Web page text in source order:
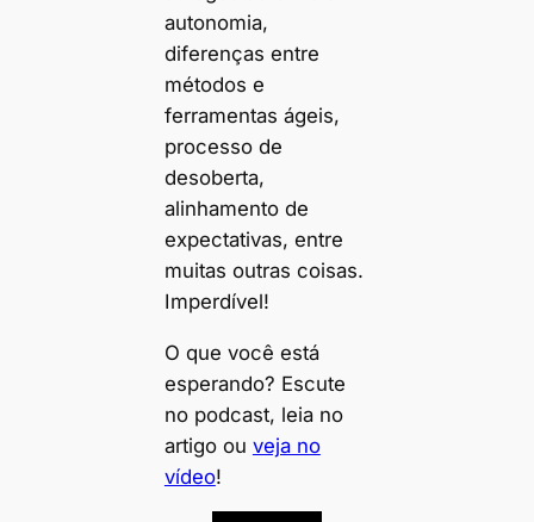
autonomia,
diferenças entre
métodos e
ferramentas ágeis,
processo de
desoberta,
alinhamento de
expectativas, entre
muitas outras coisas.
Imperdível!
O que você está
esperando? Escute
no podcast, leia no
artigo ou veja no
vídeo!